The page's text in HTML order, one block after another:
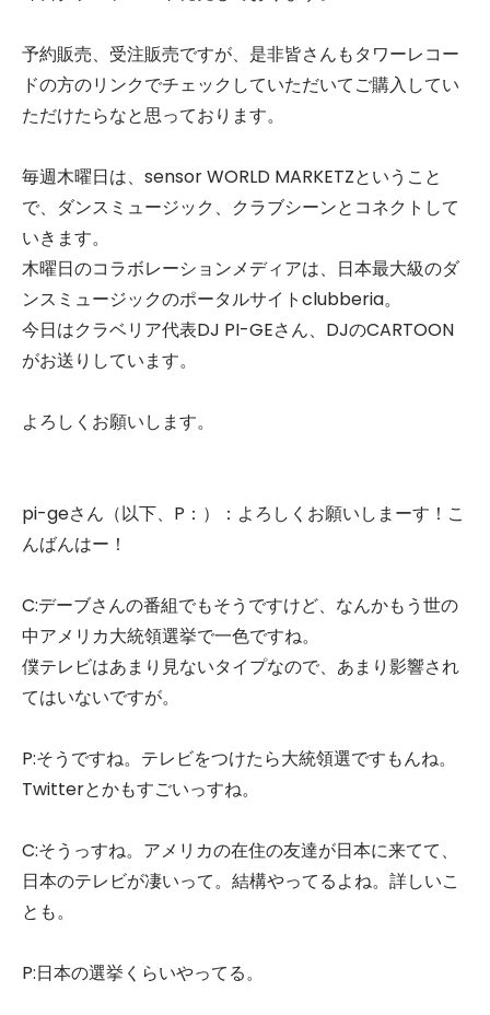
予約販売、受注販売ですが、是非皆さんもタワーレコー
ドの方のリンクでチェックしていただいてご購入してい
ただけたらなと思っております。
毎週木曜日は、sensor WORLD MARKETZということ
で、ダンスミュージック、クラブシーンとコネクトして
いきます。
木曜日のコラボレーションメディアは、日本最大級のダ
ンスミュージックのポータルサイトclubberia。
今日はクラベリア代表DJ PI-GEさん、DJのCARTOON
がお送りしています。
よろしくお願いします。
pi-geさん（以下、P：）：よろしくお願いしまーす！こ
んばんはー！
C:デーブさんの番組でもそうですけど、なんかもう世の
中アメリカ大統領選挙で一色ですね。
僕テレビはあまり見ないタイプなので、あまり影響され
てはいないですが。
P:そうですね。テレビをつけたら大統領選ですもんね。
Twitterとかもすごいっすね。
C:そうっすね。アメリカの在住の友達が日本に来てて、
日本のテレビが凄いって。結構やってるよね。詳しいこ
とも。
P:日本の選挙くらいやってる。